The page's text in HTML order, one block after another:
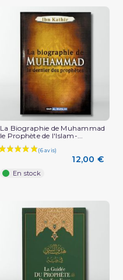
La Biographie de Muhammad
le Prophète de l'Islam-...
12,00 €
En stock